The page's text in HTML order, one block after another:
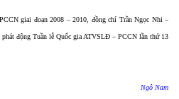
giai đoạn 2008 – 2010, đồng chí Trần Ngọc Nhi –
động Tuần lễ Quốc gia ATVSLĐ – PCCN lần thứ 13
Ngô Nam